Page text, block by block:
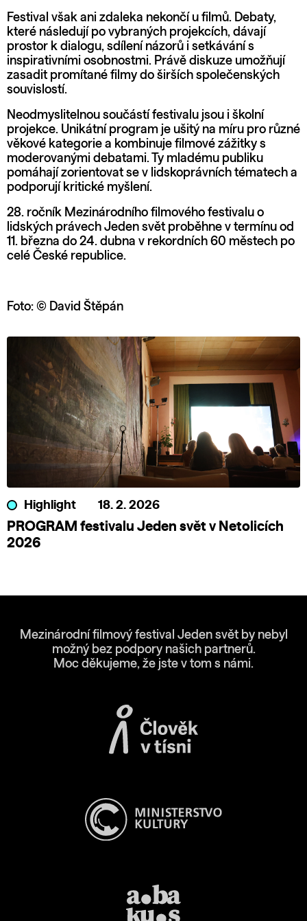
Festival však ani zdaleka nekončí u filmů. Debaty,
které následují po vybraných projekcích, dávají
prostor k dialogu, sdílení názorů i setkávání s
inspirativními osobnostmi. Právě diskuze umožňují
zasadit promítané filmy do širších společenských
souvislostí.
Neodmyslitelnou součástí festivalu jsou i školní
projekce. Unikátní program je ušitý na míru pro různé
věkové kategorie a kombinuje filmové zážitky s
moderovanými debatami. Ty mladému publiku
pomáhají zorientovat se v lidskoprávních tématech a
podporují kritické myšlení.
28. ročník Mezinárodního filmového festivalu o
lidských právech Jeden svět proběhne v termínu od
11. března do 24. dubna v rekordních 60 městech po
celé České republice.
Foto: © David Štěpán
Highlight 18. 2. 2026
PROGRAM festivalu Jeden svět v Netolicích
2026
Mezinárodní filmový festival Jeden svět by nebyl
možný bez podpory našich partnerů.
Moc děkujeme, že jste v tom s námi.